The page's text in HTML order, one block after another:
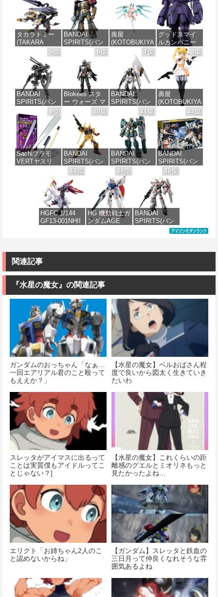
タカラトミー
(TAKARA
SPARK
REALIZE
MODEL リアラ
イズモデル
ZOIDS ゾイド
RMZ-025 ライ
ガーゼロファ
ルコン (ZBF)
色分け済み プ
ラキット
価格：¥8,334
BANDAI
SPIRITS(バン
ダイスピリッ
ツ) HG 機動戦
士ガンダム 復
讐のレクイエ
ム ザクⅡ F型
ソラリ機 (復讐
のレクイエム)
1/144スケール
色分け済みプ
ラモデル
価格：¥2,700
壽屋
(KOTOBUKIYA
) メガミデバイ
ス デザイアメ
イデン レイダ
ー シュガーグ
レイズ 全高約
180mm 1/1ス
ケール プラモ
デル
価格：¥6,239
グッドスマイ
ルカンパニー
巨神ゴーグ
MODEROID マ
ノン・ガーデ
ィアン 組み立
て式プラモデ
ル ノンスケー
ル 全高約
170mm
価格：¥7,656
5位
BANDAI
SPIRITS(バン
ダイ スピリッ
ツ) 30MM
xEXM-000 ゼ
ノヴァルト
1/144スケール
色分け済みプ
ラモデル
6位
Blokees スタ
ー ウォーズ マ
ンダロリアン&
グローグー
CC05 ディン
ジャリン&グロ
ーグー ABS樹
脂&PVC製 組
み立て式プラ
スチックモデ
価格：¥4,385
7位
BANDAI
SPIRITS(バン
ダイ スピリッ
ツ) RG 機動戦
士ガンダム 逆
襲のシャア νガ
ンダム 1/144ス
ケール 色分け
済みプラモデ
ル
価格：¥5,400
8位
壽屋
(KOTOBUKIYA
) 無限邂逅メガ
ロマリア スタ
ーズ 全高約
140mm ノンス
ケール プラモ
デル
価格：¥8,566
9位
Sachiプラモ
VERTヤスリ
モデラー共同
開発】 超極細
ガラスヤスリ
５点セット ガ
ンプラ プラモ
デル ゲート処
理 模型 フィギ
価格：¥2,320
10位
BANDAI
SPIRITS(バン
ダイ スピリッ
ツ) HGUC 200
機動戦士Zガン
ダム 百式
1/144スケール
色分け済みプ
ラモデル
11位
BANDAI
SPIRITS(バン
ダイ スピリッ
ツ) HG 機動新
世紀ガンダムX
ガンダムレオ
パルド 1/144ス
ケール 色分け
済みプラモデ
ル
12位
BANDAI
SPIRITS(バン
ダイ スピリッ
ツ) HGUC
1/144 ZZガン
ダム （機動戦
士ZZガンダ
ム）
価格：¥2,400
13位
HGFC 1/144
GF13-001NHII
ガンダム)
14位
HG 機動戦士ガ
ンダムAGE
色分け済みプ
価格：¥1,742
15位
BANDAI
SPIRITS(バン
ダイ スピリッ
ユニコーンガ
済みプラモデ
価格：¥4,600
関連記事
『水星の魔女』の関連記事
ガンダムのおっちゃん「なぁ…
一回エアリアル君のこと殴って
もええか？」
【水星の魔女】ベルおばさん程
度で良いから図太く生きていき
たいわ
スレッタがアイマスに出るって
ことは実質僕もアイドルってこ
とじゃない？]
【水星の魔女】これくらいの距
離感のグエルとミオリネもっと
見たかったよね…
エリクト「お姉ちゃん2人のこ
と認めないからね」
【ガンダム】スレッタと鉄血の
三日月って仲良くなれそうな雰
囲気あるよね